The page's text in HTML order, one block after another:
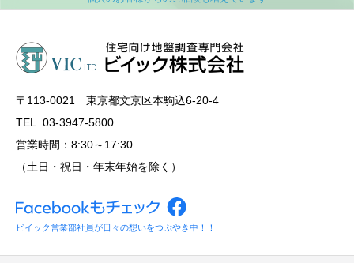
〒113‐0021 東京都文京区本駒込6-20-4
TEL. 03-3947-5800
営業時間：8:30～17:30
（土日・祝日・年末年始を除く）
ビイック営業部社員が日々の想いをつぶやき中！！